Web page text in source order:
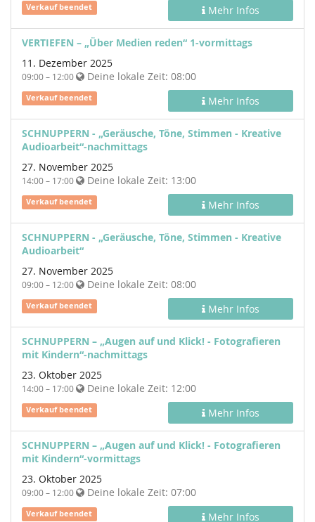
Verkauf beendet Mehr Infos
VERTIEFEN – „Über Medien reden“ 1-vormittags
11. Dezember 2025
09:00 – 12:00 Deine lokale Zeit: 08:00
Verkauf beendet Mehr Infos
SCHNUPPERN - „Geräusche, Töne, Stimmen - Kreative
Audioarbeit“-nachmittags
27. November 2025
14:00 – 17:00 Deine lokale Zeit: 13:00
Verkauf beendet Mehr Infos
SCHNUPPERN - „Geräusche, Töne, Stimmen - Kreative
Audioarbeit“
27. November 2025
09:00 – 12:00 Deine lokale Zeit: 08:00
Verkauf beendet Mehr Infos
SCHNUPPERN – „Augen auf und Klick! - Fotografieren
mit Kindern“-nachmittags
23. Oktober 2025
14:00 – 17:00 Deine lokale Zeit: 12:00
Verkauf beendet Mehr Infos
SCHNUPPERN – „Augen auf und Klick! - Fotografieren
mit Kindern“-vormittags
23. Oktober 2025
09:00 – 12:00 Deine lokale Zeit: 07:00
Verkauf beendet Mehr Infos